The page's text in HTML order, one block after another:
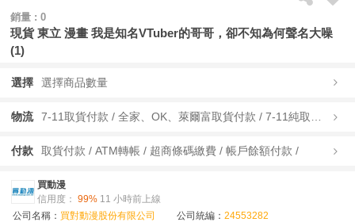
銷量 : 0
現貨 東立 漫畫 我是知名VTuber的哥哥，卻不知為何聲名大噪
(1)
選擇 選擇商品數量
物流
付款 取貨付款 / ATM轉帳 / 超商條碼繳費 / 帳戶餘額付款 /
買動漫
信用度： 99% 11 小時前上線
公司名稱： 買對動漫股份有限公司 公司統編： 24553282